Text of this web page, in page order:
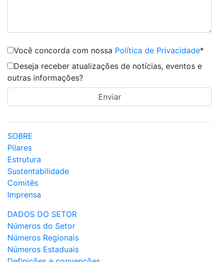
Você concorda com nossa Política de Privacidade*
Deseja receber atualizações de notícias, eventos e
outras informações?
SOBRE
Pilares
Estrutura
Sustentabilidade
Comitês
Imprensa
DADOS DO SETOR
Números do Setor
Números Regionais
Números Estaduais